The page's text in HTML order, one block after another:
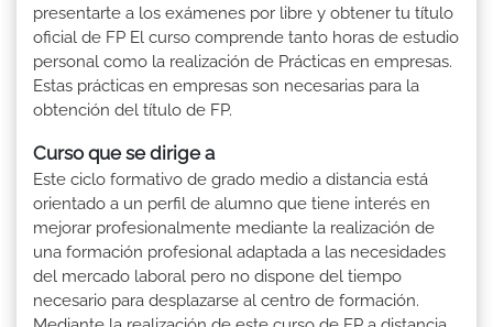
presentarte a los exámenes por libre y obtener tu título
oficial de FP El curso comprende tanto horas de estudio
personal como la realización de Prácticas en empresas.
Estas prácticas en empresas son necesarias para la
obtención del título de FP.
Curso que se dirige a
Este ciclo formativo de grado medio a distancia está
orientado a un perfil de alumno que tiene interés en
mejorar profesionalmente mediante la realización de
una formación profesional adaptada a las necesidades
del mercado laboral pero no dispone del tiempo
necesario para desplazarse al centro de formación.